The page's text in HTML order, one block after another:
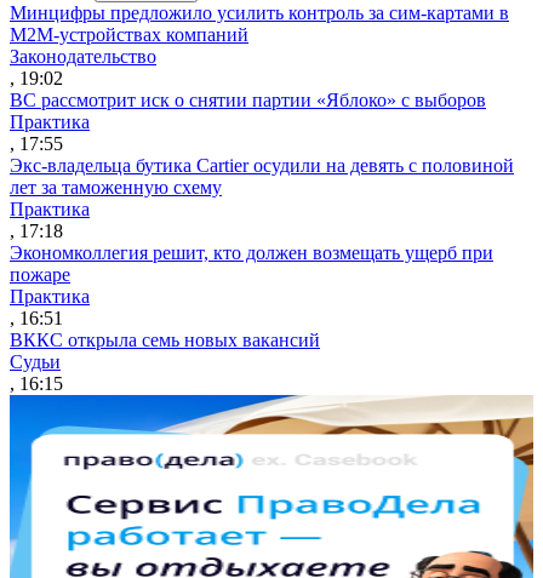
Минцифры предложило усилить контроль за сим-картами в
M2M-устройствах компаний
Законодательство
, 19:02
ВС рассмотрит иск о снятии партии «Яблоко» с выборов
Практика
, 17:55
Экс-владельца бутика Cartier осудили на девять с половиной
лет за таможенную схему
Практика
, 17:18
Экономколлегия решит, кто должен возмещать ущерб при
пожаре
Практика
, 16:51
ВККС открыла семь новых вакансий
Судьи
, 16:15